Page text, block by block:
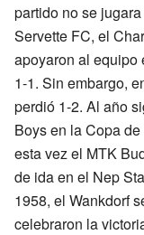
partido no se
Servette FC, el
apoyaron al equipo
1-1. Sin embargo,
perdió 1-2. Al año
Boys en la Copa
esta vez el MTK
de ida en el Nep
1958, el Wankdorf
celebraron la